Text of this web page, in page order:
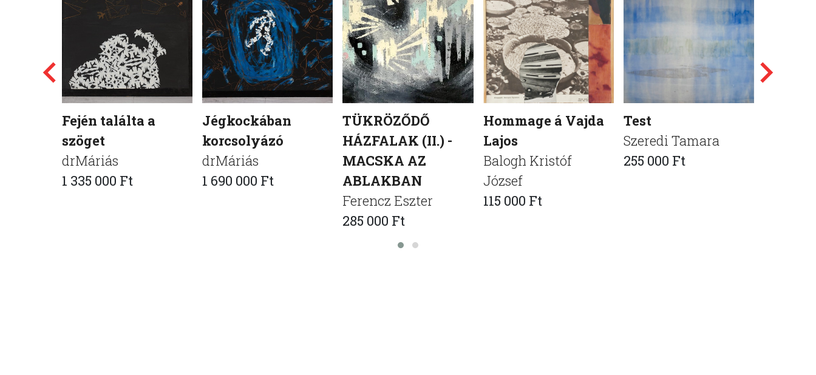
Fején találta a
szöget
drMáriás
1 335 000 Ft
Jégkockában
korcsolyázó
drMáriás
1 690 000 Ft
TÜKRÖZŐDŐ
HÁZFALAK (II.) -
MACSKA AZ
ABLAKBAN
Ferencz Eszter
285 000 Ft
Hommage á Vajda
Lajos
Balogh Kristóf
József
115 000 Ft
Test
Szeredi Tamara
255 000 Ft